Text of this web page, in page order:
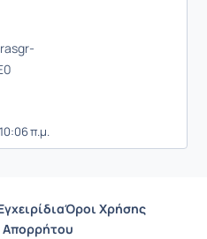
π.μ.
Όροι Χρήσης
Απορρήτου